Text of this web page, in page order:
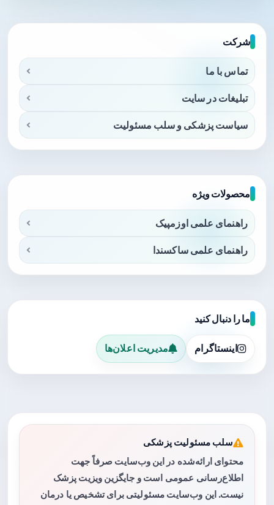
شرکت
تماس با ما
تبلیغات در سایت
سیاست پزشکی و سلب مسئولیت
محصولات ویژه
راهنمای علمی اوزمپیک
راهنمای علمی ساکسندا
ما را دنبال کنید
اینستاگرام مدیریت اعلان‌ها
سلب مسئولیت پزشکی
محتوای ارائه‌شده در این وب‌سایت صرفاً جهت
اطلاع‌رسانی عمومی است و جایگزین ویزیت پزشک
نیست. این وب‌سایت مسئولیتی برای تشخیص یا درمان